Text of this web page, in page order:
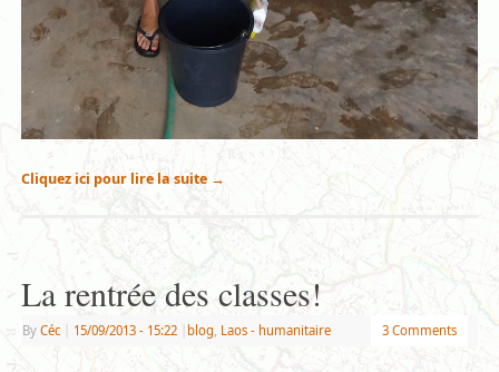
Cliquez ici pour lire la suite →
La rentrée des classes!
By Céc 15/09/2013 - 15:22 blog, Laos - humanitaire 3 Comments